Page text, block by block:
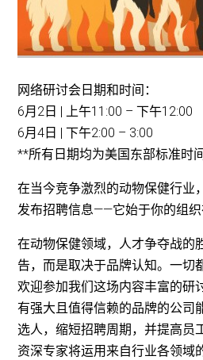
网络研讨会日期和时间：
6月2日 | 上午11:00 – 下午12:00
6月4日 | 下午2:00 – 3:00
**所有日期均为美国东部标准时
在当今竞争激烈的动物保健行业
发布招聘信息——它始于你的组
在动物保健领域，人才争夺战的
告，而是取决于品牌认知。一切
欢迎参加我们这场内容丰富的研
有强大且值得信赖的品牌的公司
选人，缩短招聘周期，并提高员
资深专家将运用来自行业各领域